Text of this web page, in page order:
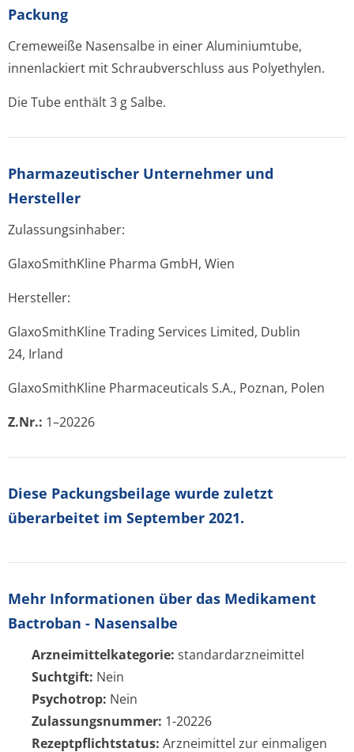
Packung
Cremeweiße Nasensalbe in einer Aluminiumtube,
innenlackiert mit Schraubverschluss aus Polyethylen.
Die Tube enthält 3 g Salbe.
Pharmazeutischer Unternehmer und
Hersteller
Zulassungsinhaber:
GlaxoSmithKline Pharma GmbH, Wien
Hersteller:
GlaxoSmithKline Trading Services Limited, Dublin
24, Irland
GlaxoSmithKline Pharmaceuticals S.A., Poznan, Polen
Z.Nr.: 1–20226
Diese Packungsbeilage wurde zuletzt
überarbeitet im September 2021.
Mehr Informationen über das Medikament
Bactroban - Nasensalbe
Arzneimittelkategorie: standardarzneimittel
Suchtgift: Nein
Psychotrop: Nein
Zulassungsnummer: 1-20226
Rezeptpflichtstatus: Arzneimittel zur einmaligen